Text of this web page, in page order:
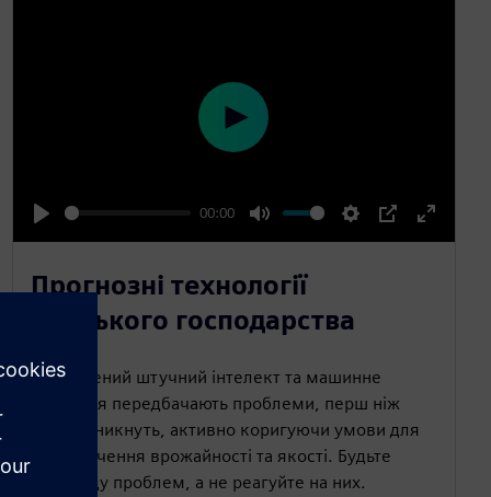
P
a
00:00
M
t
e
S
t
n
g
P
E
y
Прогнозні технології
сільського господарства
Розширений штучний інтелект та машинне
навчання передбачають проблеми, перш ніж
вони виникнуть, активно коригуючи умови для
забезпечення врожайності та якості. Будьте
попереду проблем, а не реагуйте на них.